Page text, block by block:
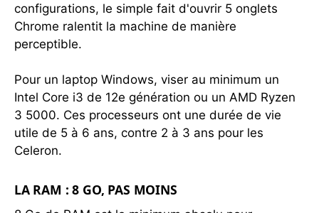
configurations, le simple fait d'ouvrir 5 onglets
Chrome ralentit la machine de manière
perceptible.
Pour un laptop Windows, viser au minimum un
Intel Core i3 de 12e génération ou un AMD Ryzen
3 5000. Ces processeurs ont une durée de vie
utile de 5 à 6 ans, contre 2 à 3 ans pour les
Celeron.
LA RAM : 8 GO, PAS MOINS